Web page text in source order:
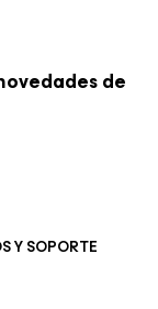
de
Y SOPORTE